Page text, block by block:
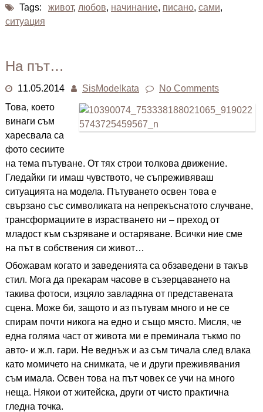
Tags:
живот, любов, начинание, писано, сами,
ситуация
На път…
11.05.2014 SisModelkata
No Comments
Това, което
винаги съм
харесвала са
фото сесиите
на тема пътуване. От тях строи толкова движение.
Гледайки ги имаш чувството, че съпреживяваш
ситуацията на модела. Пътуването освен това е
свързано със символиката на непрекъснатото случване,
трансформациите в израстването ни – преход от
младост към съзряване и остаряване. Всички ние сме
на път в собствения си живот…
Обожавам когато и заведенията са обзаведени в такъв
стил. Мога да прекарам часове в съзерцаването на
такива фотоси, изцяло завладяна от представената
сцена. Може би, защото и аз пътувам много и не се
спирам почти никога на едно и също място. Мисля, че
една голяма част от живота ми е преминала тъкмо по
авто- и ж.п. гари. Не веднъж и аз съм тичала след влака
като момичето на снимката, че и други преживявания
съм имала. Освен това на път човек се учи на много
неща. Някои от житейска, други от чисто практична
гледна точка.